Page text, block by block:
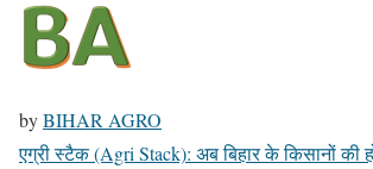
byBIHAR AGRO
एग्री स्टैक (Agri Stack): अब बिहार के किसानों की